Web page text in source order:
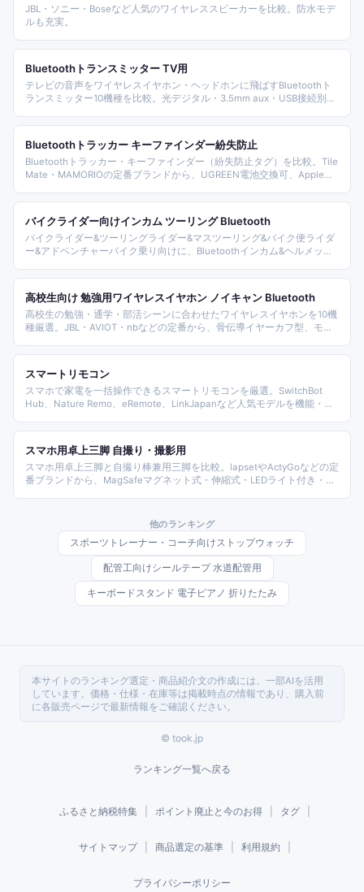
JBL・ソニー・Boseなど人気のワイヤレススピーカーを比較。防水モデ
ルも充実。
Bluetoothトランスミッター TV用
テレビの音声をワイヤレスイヤホン・ヘッドホンに飛ばすBluetoothト
ランスミッター10機種を比較。光デジタル・3.5mm aux・USB接続別、
Bluetoothトラッカー キーファインダー紛失防止
Bluetoothトラッカー・キーファインダー（紛失防止タグ）を比較。Tile
Mate・MAMORIOの定番ブランドから、UGREEN電池交換可、Apple
理しました。
バイクライダー向けインカム ツーリング Bluetooth
バイクライダー&ツーリングライダー&マスツーリング&バイク便ライダ
ー&アドベンチャーバイク乗り向けに、Bluetoothインカム&ヘルメット
T4X&yuzurand&SYGN HOUSE B+COM×2(SX1&PLAY)&生活アイディア
館&OMMQ&Yomeまで価格&人数&機能別カバー。
高校生向け 勉強用ワイヤレスイヤホン ノイキャン Bluetooth
高校生の勉強・通学・部活シーンに合わせたワイヤレスイヤホンを10機
種厳選。JBL・AVIOT・nbなどの定番から、骨伝導イヤーカフ型、モバ
装着方式をバランス良く紹介する。ノイキャンの集中力アップと、片耳
スマートリモコン
スマホで家電を一括操作できるスマートリモコンを厳選。SwitchBot
Hub、Nature Remo、eRemote、LinkJapanなど人気モデルを機能・価
スマホ用卓上三脚 自撮り・撮影用
スマホ用卓上三脚と自撮り棒兼用三脚を比較。lapsetやActyGoなどの定
番ブランドから、MagSafeマグネット式・伸縮式・LEDライト付き・俯
他のランキング
スポーツトレーナー・コーチ向けストップウォッチ
配管工向けシールテープ 水道配管用
キーボードスタンド 電子ピアノ 折りたたみ
本サイトのランキング選定・商品紹介文の作成には、一部AIを活用
しています。価格・仕様・在庫等は掲載時点の情報であり、購入前
に各販売ページで最新情報をご確認ください。
© took.jp
ランキング一覧へ戻る
ふるさと納税特集 ポイント廃止と今のお得 タグ
サイトマップ 商品選定の基準 利用規約
プライバシーポリシー